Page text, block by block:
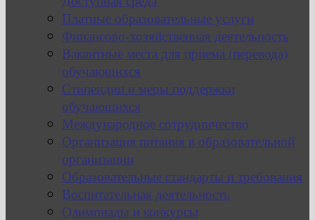
Платные образовательные услуги
Финансово-хозяйственная деятельность
Вакантные места для приема (перевода)
обучающихся
Стипендии и меры поддержки
обучающихся
Международное сотрудничество
Организация питания в образовательной
организации
Образовательные стандарты и требования
Воспитательная деятельность
Олимпиады и конкурсы